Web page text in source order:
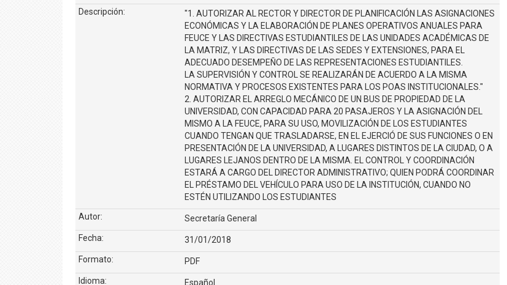
Descripción:
"1. AUTORIZAR AL RECTOR Y DIRECTOR DE PLANIFICACIÓN LAS ASIGNACIONES
ECONÓMICAS Y LA ELABORACIÓN DE PLANES OPERATIVOS ANUALES PARA
FEUCE Y LAS DIRECTIVAS ESTUDIANTILES DE LAS UNIDADES ACADÉMICAS DE
LA MATRIZ, Y LAS DIRECTIVAS DE LAS SEDES Y EXTENSIONES, PARA EL
ADECUADO DESEMPEÑO DE LAS REPRESENTACIONES ESTUDIANTILES.
LA SUPERVISIÓN Y CONTROL SE REALIZARÁN DE ACUERDO A LA MISMA
NORMATIVA Y PROCESOS EXISTENTES PARA LOS POAS INSTITUCIONALES."
2. AUTORIZAR EL ARREGLO MECÁNICO DE UN BUS DE PROPIEDAD DE LA
UNIVERSIDAD, CON CAPACIDAD PARA 20 PASAJEROS Y LA ASIGNACIÓN DEL
MISMO A LA FEUCE, PARA SU USO, MOVILIZACIÓN DE LOS ESTUDIANTES
CUANDO TENGAN QUE TRASLADARSE, EN EL EJERCIÓ DE SUS FUNCIONES O EN
PRESENTACIÓN DE LA UNIVERSIDAD, A LUGARES DISTINTOS DE LA CIUDAD, O A
LUGARES LEJANOS DENTRO DE LA MISMA. EL CONTROL Y COORDINACIÓN
ESTARÁ A CARGO DEL DIRECTOR ADMINISTRATIVO; QUIEN PODRÁ COORDINAR
EL PRÉSTAMO DEL VEHÍCULO PARA USO DE LA INSTITUCIÓN, CUANDO NO
ESTÉN UTILIZANDO LOS ESTUDIANTES
Autor:
Secretaría General
Fecha:
31/01/2018
Formato:
PDF
Idioma:
Español